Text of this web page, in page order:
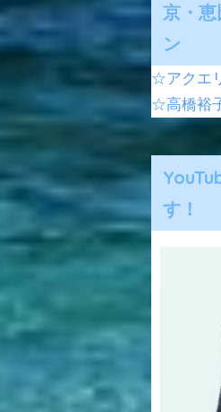
京・
ン
☆アクエ
☆高橋裕
す！